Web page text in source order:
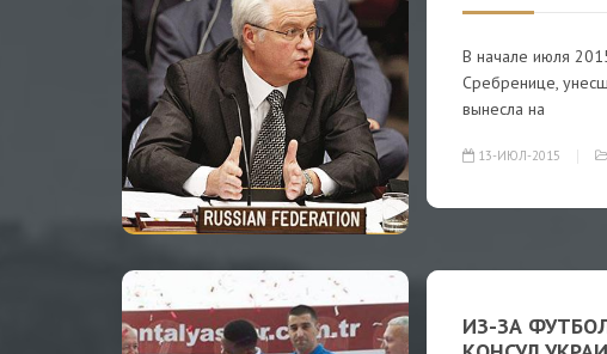
В начале июля
Сребренице,
вынесла на
13-ИЮЛ-2015
ИЗ-ЗА